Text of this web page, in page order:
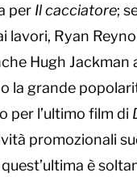
per Il cacciatore;
lavori, Ryan
Hugh Jackman
la grande
per l’ultimo film di
promozionali
è